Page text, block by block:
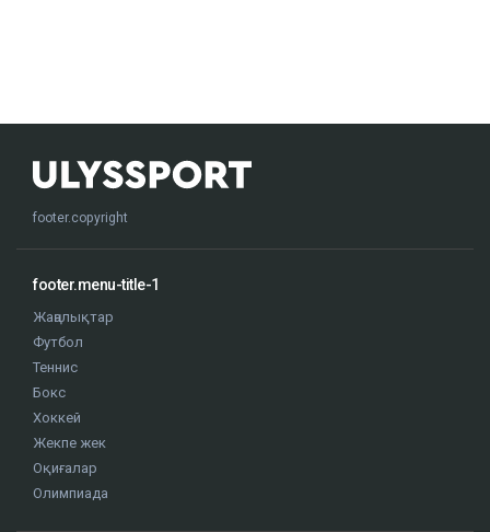
footer.copyright
footer.menu-title-1
Жаңалықтар
Футбол
Теннис
Бокс
Хоккей
Жекпе жек
Оқиғалар
Олимпиада